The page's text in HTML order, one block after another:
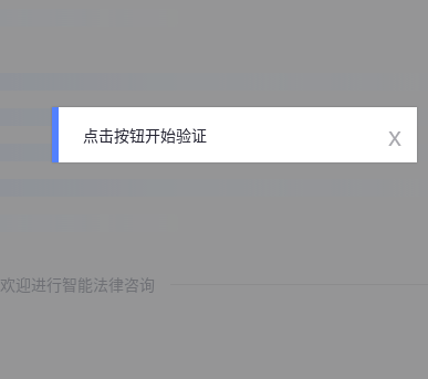
欢迎进行智能法律咨询
点击按钮开始验证 x